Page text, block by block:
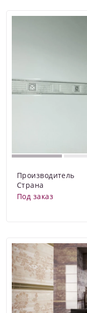
Производитель
Страна
Под заказ